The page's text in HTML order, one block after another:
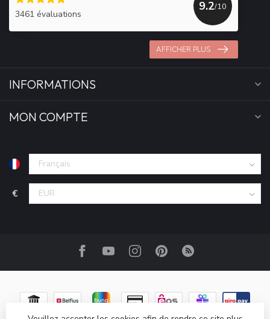
3461 évaluations
9.2/10
AFFICHER PLUS
INFORMATIONS
MON COMPTE
€